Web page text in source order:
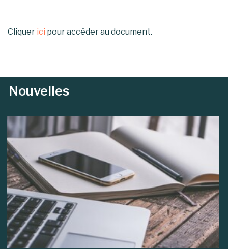
Cliquer ici pour accéder au document.
Nouvelles